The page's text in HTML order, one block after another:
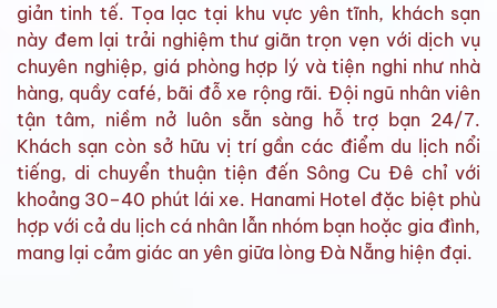
giản tinh tế. Tọa lạc tại khu vực yên tĩnh, khách sạn
này đem lại trải nghiệm thư giãn trọn vẹn với dịch vụ
chuyên nghiệp, giá phòng hợp lý và tiện nghi như nhà
hàng, quầy café, bãi đỗ xe rộng rãi. Đội ngũ nhân viên
tận tâm, niềm nở luôn sẵn sàng hỗ trợ bạn 24/7.
Khách sạn còn sở hữu vị trí gần các điểm du lịch nổi
tiếng, di chuyển thuận tiện đến Sông Cu Đê chỉ với
khoảng 30–40 phút lái xe. Hanami Hotel đặc biệt phù
hợp với cả du lịch cá nhân lẫn nhóm bạn hoặc gia đình,
mang lại cảm giác an yên giữa lòng Đà Nẵng hiện đại.